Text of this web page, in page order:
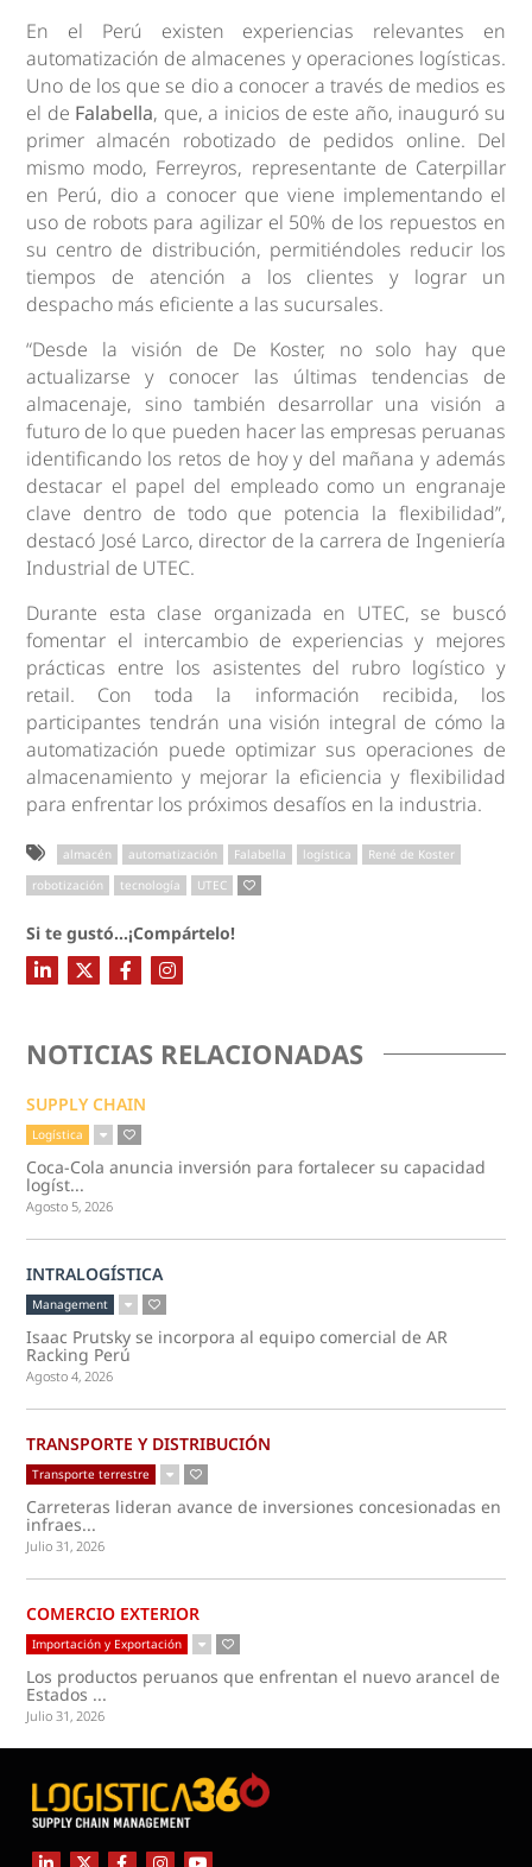
En el Perú existen experiencias relevantes en
automatización de almacenes y operaciones logísticas.
Uno de los que se dio a conocer a través de medios es
el de Falabella, que, a inicios de este año, inauguró su
primer almacén robotizado de pedidos online. Del
mismo modo, Ferreyros, representante de Caterpillar
en Perú, dio a conocer que viene implementando el
uso de robots para agilizar el 50% de los repuestos en
su centro de distribución, permitiéndoles reducir los
tiempos de atención a los clientes y lograr un
despacho más eficiente a las sucursales.
“Desde la visión de De Koster, no solo hay que
actualizarse y conocer las últimas tendencias de
almacenaje, sino también desarrollar una visión a
futuro de lo que pueden hacer las empresas peruanas
identificando los retos de hoy y del mañana y además
destacar el papel del empleado como un engranaje
clave dentro de todo que potencia la flexibilidad”,
destacó José Larco, director de la carrera de Ingeniería
Industrial de UTEC.
Durante esta clase organizada en UTEC, se buscó
fomentar el intercambio de experiencias y mejores
prácticas entre los asistentes del rubro logístico y
retail. Con toda la información recibida, los
participantes tendrán una visión integral de cómo la
automatización puede optimizar sus operaciones de
almacenamiento y mejorar la eficiencia y flexibilidad
para enfrentar los próximos desafíos en la industria.
almacén automatización Falabella logística
René de Koster
robotización
tecnología UTEC
Si te gustó...¡Compártelo!
NOTICIAS RELACIONADAS
SUPPLY CHAIN
Logística
Coca-Cola anuncia inversión para fortalecer su capacidad
logíst...
Agosto 5, 2026
INTRALOGÍSTICA
Management
Isaac Prutsky se incorpora al equipo comercial de AR
Racking Perú
Agosto 4, 2026
TRANSPORTE Y DISTRIBUCIÓN
Transporte terrestre
Carreteras lideran avance de inversiones concesionadas en
infraes...
Julio 31, 2026
COMERCIO EXTERIOR
Importación y Exportación
Los productos peruanos que enfrentan el nuevo arancel de
Estados ...
Julio 31, 2026